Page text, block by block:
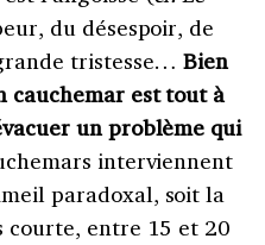
du désespoir, de
tristesse… Bien
cauchemar est tout à
un problème qui
interviennent
paradoxal, soit la
courte, entre 15 et 20